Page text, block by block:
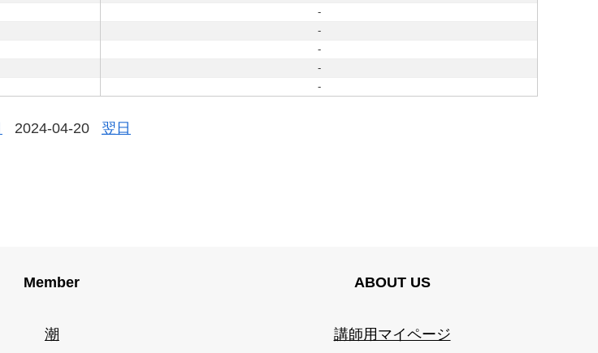
-
-
-
-
-
2024-04-20 翌日
Member
潮
ABOUT US
講師用マイページ